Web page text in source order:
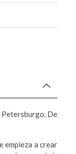
Petersburgo. De
empieza a crear